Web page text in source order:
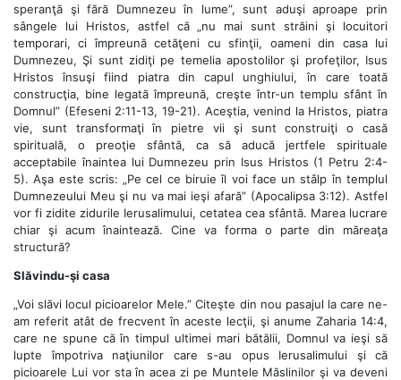
speranţă şi fără Dumnezeu în lume”, sunt aduşi aproape prin
sângele lui Hristos, astfel că „nu mai sunt străini şi locuitori
temporari, ci împreună cetăţeni cu sfinţii, oameni din casa lui
Dumnezeu, Şi sunt zidiţi pe temelia apostolilor şi profeţilor, Isus
Hristos însuşi fiind piatra din capul unghiului, în care toată
construcţia, bine legată împreună, creşte într-un templu sfânt în
Domnul” (Efeseni 2:11-13, 19-21). Aceştia, venind la Hristos, piatra
vie, sunt transformaţi în pietre vii şi sunt construiţi o casă
spirituală, o preoţie sfântă, ca să aducă jertfele spirituale
acceptabile înaintea lui Dumnezeu prin Isus Hristos (1 Petru 2:4-
5). Aşa este scris: „Pe cel ce biruie îl voi face un stâlp în templul
Dumnezeului Meu şi nu va mai ieşi afară” (Apocalipsa 3:12). Astfel
vor fi zidite zidurile Ierusalimului, cetatea cea sfântă. Marea lucrare
chiar şi acum înaintează. Cine va forma o parte din măreaţa
structură?
Slăvindu-şi casa
„Voi slăvi locul picioarelor Mele.” Citeşte din nou pasajul la care ne-
am referit atât de frecvent în aceste lecţii, şi anume Zaharia 14:4,
care ne spune că în timpul ultimei mari bătălii, Domnul va ieşi să
lupte împotriva naţiunilor care s-au opus Ierusalimului şi că
picioarele Lui vor sta în acea zi pe Muntele Măslinilor şi va deveni